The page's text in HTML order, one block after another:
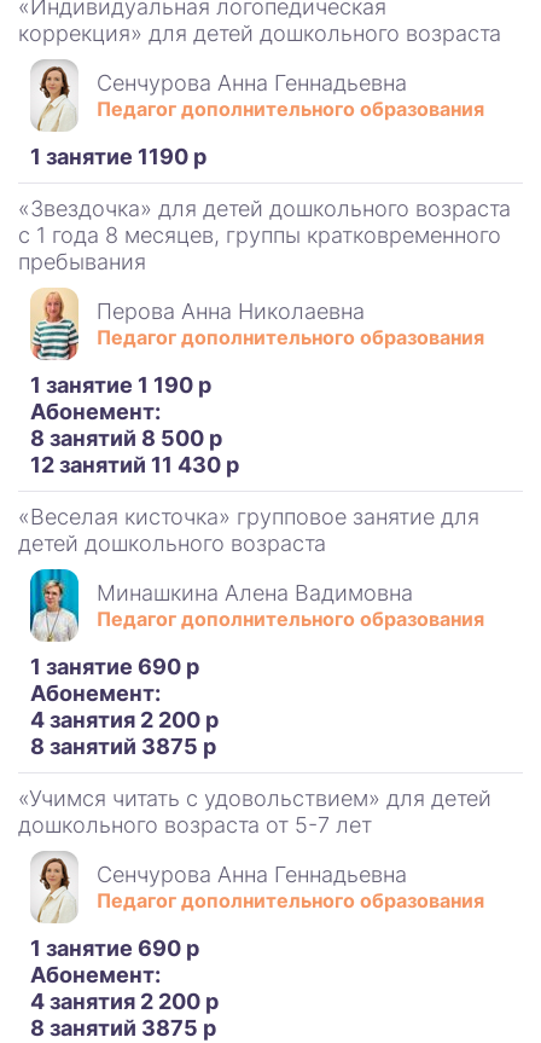
«Индивидуальная логопедическая
коррекция» для детей дошкольного возраста
Сенчурова Анна Геннадьевна
Педагог дополнительного образования
1 занятие 1190 р
«Звездочка» для детей дошкольного возраста
с 1 года 8 месяцев, группы кратковременного
пребывания
Перова Анна Николаевна
Педагог дополнительного образования
1 занятие 1 190 р
Абонемент:
8 занятий 8 500 р
12 занятий 11 430 р
«Веселая кисточка» групповое занятие для
детей дошкольного возраста
Минашкина Алена Вадимовна
Педагог дополнительного образования
1 занятие 690 р
Абонемент:
4 занятия 2 200 р
8 занятий 3875 р
«Учимся читать с удовольствием» для детей
дошкольного возраста от 5-7 лет
Сенчурова Анна Геннадьевна
Педагог дополнительного образования
1 занятие 690 р
Абонемент:
4 занятия 2 200 р
8 занятий 3875 р